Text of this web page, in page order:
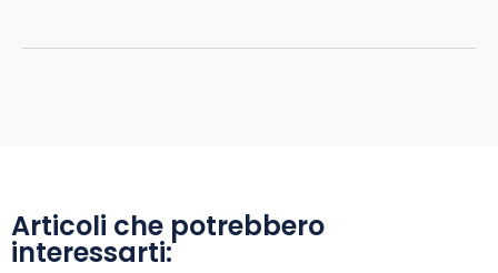
Articoli che potrebbero
interessarti: